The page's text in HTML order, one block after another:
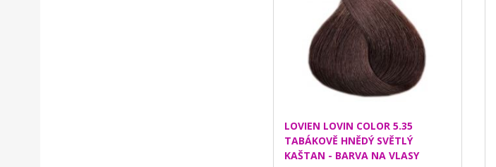
LOVIEN LOVIN COLOR 5.35
TABÁKOVĚ HNĚDÝ SVĚTLÝ
KAŠTAN - BARVA NA VLASY